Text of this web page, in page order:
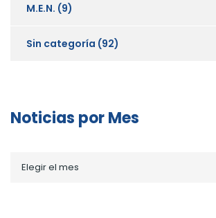
M.E.N. (9)
Sin categoría (92)
Noticias por Mes
porElegir el mes